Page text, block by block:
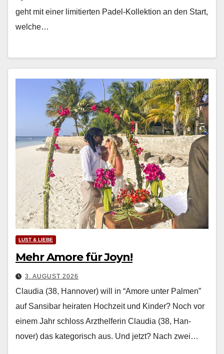
geht mit ein­er lim­i­tierten Padel-Kollek­tion an den Start,
welche…
LUST & LIEBE
Mehr Amore für Joyn!
3. AUGUST 2026
Claudia (38, Hannover) will in “Amore unter Palmen”
auf Sansibar heiraten Hochzeit und Kinder? Noch vor
einem Jahr schloss Arzthelferin Clau­dia (38, Han­
nover) das kat­e­gorisch aus. Und jet­zt? Nach zwei…